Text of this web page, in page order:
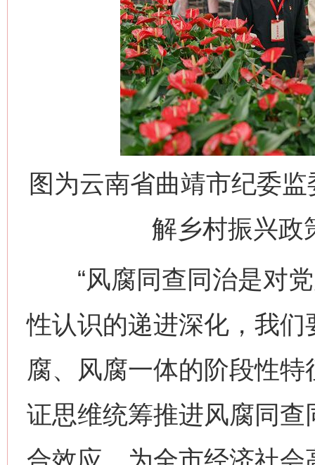
图为云南省曲靖市纪委
解乡村振兴政
“风腐同查同治是对党
性认识的递进深化，我
腐、风腐一体的阶段性
证思维统筹推进风腐同